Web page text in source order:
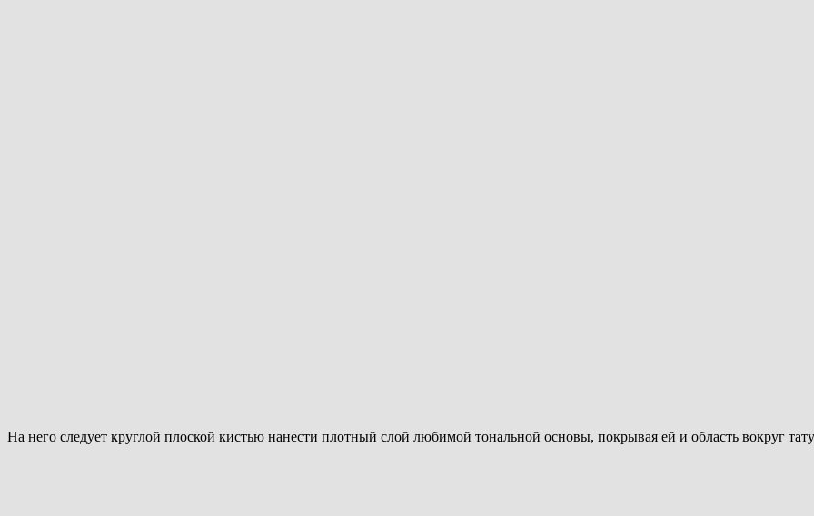
На него следует круглой плоской кистью нанести плотный слой любимой тональной основы, покрывая ей и область вокруг